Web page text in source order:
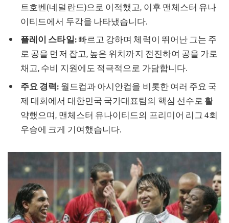
트호벤(네덜란드)으로 이적했고, 이후 맨체스터 유나
이티드에서 두각을 나타냈습니다.
플레이 스타일:빠르고 강하며 체력이 뛰어난 그는 주
로 공을 먼저 잡고, 높은 위치까지 전진하여 공을 가로
채고, 수비 지원에도 적극적으로 가담합니다.
주요 경력: 월드컵과 아시안컵을 비롯한 여러 주요 국
제 대회에서 대한민국 국가대표팀의 핵심 선수로 활
약했으며, 맨체스터 유나이티드의 프리미어 리그 4회
우승에 크게 기여했습니다.